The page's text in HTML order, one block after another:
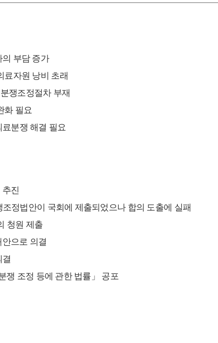
부담 증가
료자원 낭비 초래
쟁조정절차 부재
화 필요
분쟁 해결 필요
추진
정법안이 국회에 제출되었으나 합의 도출에 실패
청원 제출
으로 의결
쟁 조정 등에 관한 법률」 공포